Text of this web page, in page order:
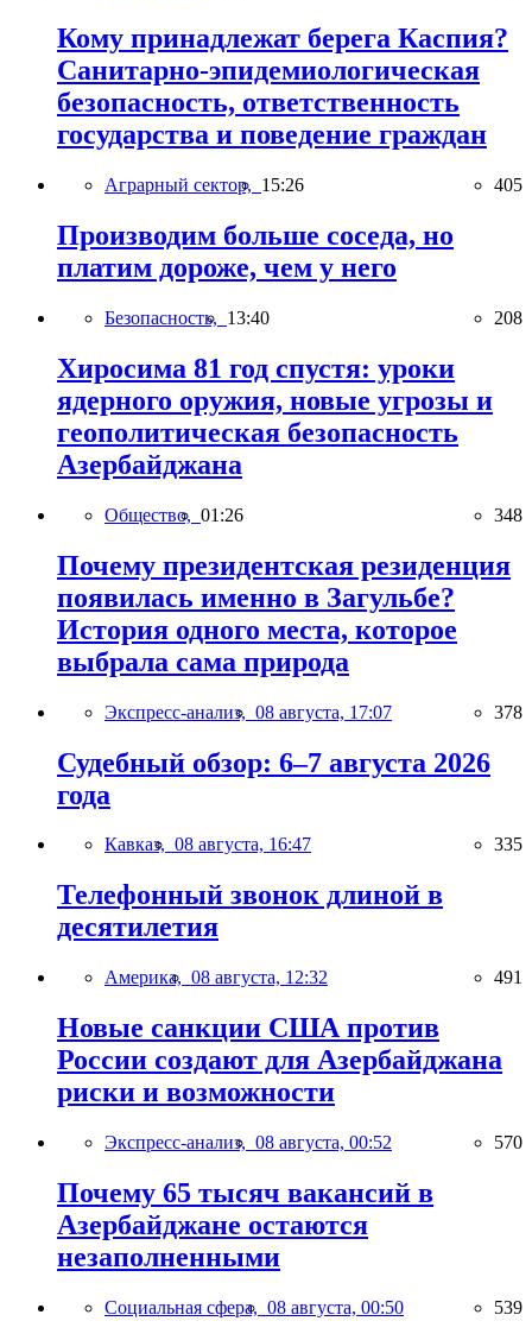
Кому принадлежат берега Каспия?
Санитарно-эпидемиологическая
безопасность, ответственность
государства и поведение граждан
Аграрный сектор, 15:26 405
Производим больше соседа, но
платим дороже, чем у него
Безопасность, 13:40 208
Хиросима 81 год спустя: уроки
ядерного оружия, новые угрозы и
геополитическая безопасность
Азербайджана
Общество, 01:26 348
Почему президентская резиденция
появилась именно в Загульбе?
История одного места, которое
выбрала сама природа
Экспресс-анализ, 08 августа, 17:07 378
Судебный обзор: 6–7 августа 2026
года
Кавказ, 08 августа, 16:47 335
Телефонный звонок длиной в
десятилетия
Америка, 08 августа, 12:32 491
Новые санкции США против
России создают для Азербайджана
риски и возможности
Экспресс-анализ, 08 августа, 00:52 570
Почему 65 тысяч вакансий в
Азербайджане остаются
незаполненными
Социальная сфера, 08 августа, 00:50 539